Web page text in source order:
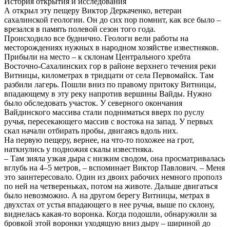
А открыл эту пещеру Виктор Деркаченко, ветеран
сахалинской геологии. Он до сих пор помнит, как все было –
врезался в память полевой сезон того года.
Происходило все буднично. Геологи вели работы на
месторождениях нужных в народном хозяйстве известняков.
Прибыли на место – к склонам Центрального хребта
Восточно-Сахалинских гор в районе верхнего течения реки
Витницы, километрах в тридцати от села Первомайск. Там
разбили лагерь. Пошли вниз по правому притоку Витницы,
впадающему в эту реку напротив вершины Вайды. Нужно
было обследовать участок. У северного окончания
Вайдинского массива стали подниматься вверх по руслу
ручья, пересекающего массив с востока на запад. У первых
скал начали отбирать пробы, двигаясь вдоль них.
На первую пещеру, вернее, на что-то похожее на грот,
наткнулись у подножия скалы известняка.
– Там зияла узкая дыра с низким сводом, она просматривалась
вглубь на 4–5 метров, – вспоминает Виктор Павлович. – Меня
это заинтересовало. Один из двоих рабочих немного прополз
по ней на четвереньках, потом на животе. Дальше двигаться
было невозможно. А на другом берегу Витницы, метрах в
двухстах от устья впадающего в нее ручья, выше по склону,
виднелась какая-то воронка. Когда подошли, обнаружили за
бровкой этой воронки уходящую вниз дыру – шириной до